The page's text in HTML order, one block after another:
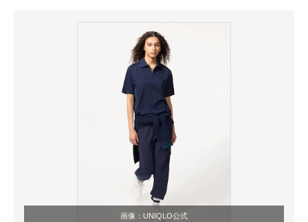
画像：UNIQLO公式